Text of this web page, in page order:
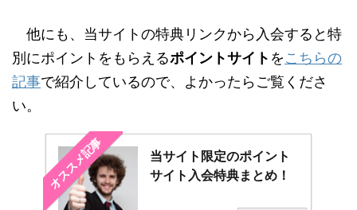
他にも、当サイトの特典リンクから入会すると特
別にポイントをもらえるポイントサイト をこちらの
記事で紹介しているので、よかったらご覧くださ
い。
オススメ記事
当サイト限定のポイント
サイト入会特典まとめ！